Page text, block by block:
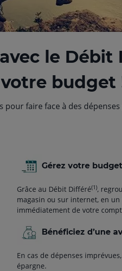
le Débit
votre budget
faire face à des
Gérez votre
Grâce au Débit Diﬀéré(1),
magasin ou sur internet, en un
immédiatement de votre
Bénéﬁciez d’une
En cas de dépenses
épargne.